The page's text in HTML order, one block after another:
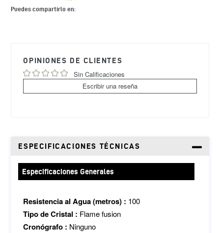
Puedes compartirlo en:
carrito
OPINIONES DE CLIENTES
Sin Calificaciones
Escribir una reseña
ESPECIFICACIONES TÉCNICAS
Especificaciones Generales
Resistencia al Agua (metros) : 100
Tipo de Cristal : Flame fusion
Cronógrafo : Ninguno